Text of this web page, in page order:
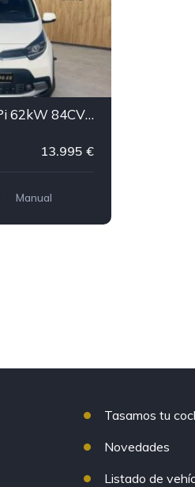
KIA Picanto 1.2 DPi 62kW 84CV GT Line
13.995 €
Manual
Tasamos tu
Novedades
Listado de